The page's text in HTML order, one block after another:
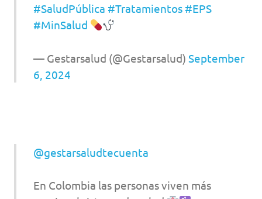
#SaludPública #Tratamientos #EPS
#MinSalud
— Gestarsalud (@Gestarsalud) September
6, 2024
@gestarsaludtecuenta
En Colombia las personas viven más